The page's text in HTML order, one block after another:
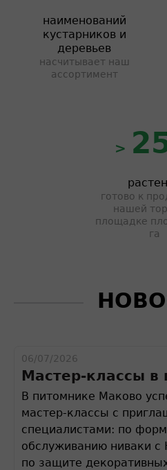
наименований
кустарников и
деревьев
насчитывает наш
ассортимент
>
готово к
нашей
площадке
га
06/07/2026
Мастер-классы в
В питомнике Маково
мастер-классы с
специалистами: по
обслуживанию ниваки
по защите